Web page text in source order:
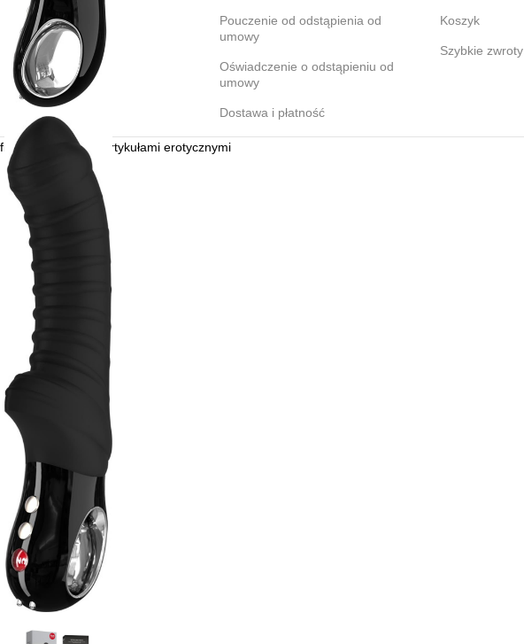
Pouczenie od odstąpienia od
umowy
Oświadczenie o odstąpieniu od
umowy
Dostawa i płatność
Koszyk
Szybkie zwroty
figlara.pl | Sklep z artykułami erotycznymi